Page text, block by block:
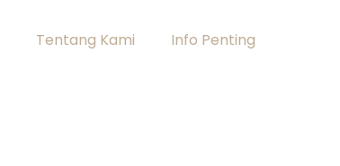
Tentang Kami Info Penting